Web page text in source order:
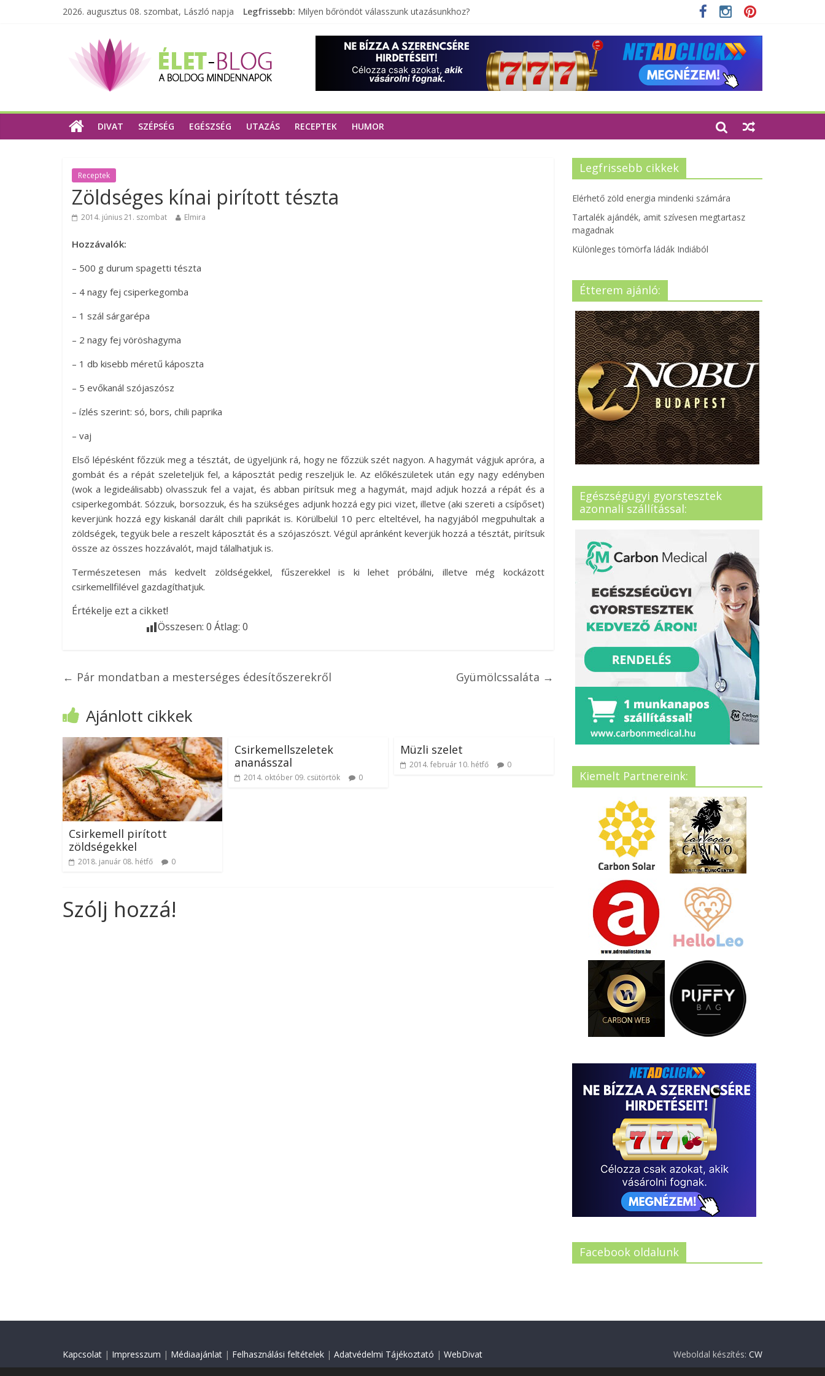
2026. augusztus 08. szombat, László napja Legfrissebb: Milyen bőröndöt válasszunk utazásunkhoz?
Tartalék ajándék, amit szívesen megtartasz magadnak
Különleges tömörfa ládák Indiából
A zöld forradalom: A mosó- és parfümtermékek környezetbarát szempontjainak erősítése
DIVAT SZÉPSÉG EGÉSZSÉG UTAZÁS RECEPTEK HUMOR
Receptek
Zöldséges kínai pirított tészta
2014. június 21. szombat Elmira
Hozzávalók:
– 500 g durum spagetti tészta
– 4 nagy fej csiperkegomba
– 1 szál sárgarépa
– 2 nagy fej vöröshagyma
– 1 db kisebb méretű káposzta
– 5 evőkanál szójaszósz
– ízlés szerint: só, bors, chili paprika
– vaj
Első lépésként főzzük meg a tésztát, de ügyeljünk rá, hogy ne főzzük szét nagyon. A hagymát vágjuk apróra, a
gombát és a répát szeleteljük fel, a káposztát pedig reszeljük le. Az előkészületek után egy nagy edényben
(wok a legideálisabb) olvasszuk fel a vajat, és abban pirítsuk meg a hagymát, majd adjuk hozzá a répát és a
csiperkegombát. Sózzuk, borsozzuk, és ha szükséges adjunk hozzá egy pici vizet, illetve (aki szereti a csípőset)
keverjünk hozzá egy kiskanál darált chili paprikát is. Körülbelül 10 perc elteltével, ha nagyjából megpuhultak a
zöldségek, tegyük bele a reszelt káposztát és a szójaszószt. Végül apránként keverjük hozzá a tésztát, pirítsuk
össze az összes hozzávalót, majd tálalhatjuk is.
Természetesen más kedvelt zöldségekkel, fűszerekkel is ki lehet próbálni, illetve még kockázott
csirkemellfilével gazdagíthatjuk.
Értékelje ezt a cikket!
Összesen: 0 Átlag: 0
← Pár mondatban a mesterséges édesítőszerekről Gyümölcssaláta →
Ajánlott cikkek
Csirkemell pirított
zöldségekkel
2018. január 08. hétfő 0
Csirkemellszeletek
ananásszal
2014. október 09. csütörtök 0
Müzli szelet
2014. február 10. hétfő 0
Szólj hozzá!
Legfrissebb cikkek
Elérhető zöld energia mindenki számára
Tartalék ajándék, amit szívesen megtartasz
magadnak
Különleges tömörfa ládák Indiából
Étterem ajánló:
Egészségügyi gyorstesztek
azonnali szállítással:
Kiemelt Partnereink:
Facebook oldalunk
Kapcsolat | Impresszum | Médiaajánlat | Felhasználási feltételek | Adatvédelmi Tájékoztató | WebDivat
Weboldal készítés: CW